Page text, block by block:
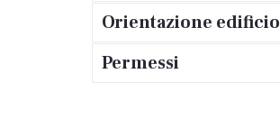
Orientazione edificio
Permessi